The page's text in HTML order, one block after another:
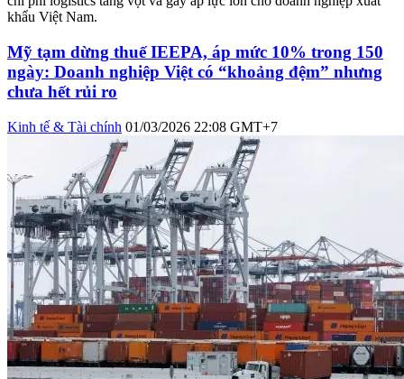
khẩu Việt Nam.
Mỹ tạm dừng thuế IEEPA, áp mức 10% trong 150
ngày: Doanh nghiệp Việt có “khoảng đệm” nhưng
chưa hết rủi ro
Kinh tế & Tài chính 01/03/2026 22:08 GMT+7